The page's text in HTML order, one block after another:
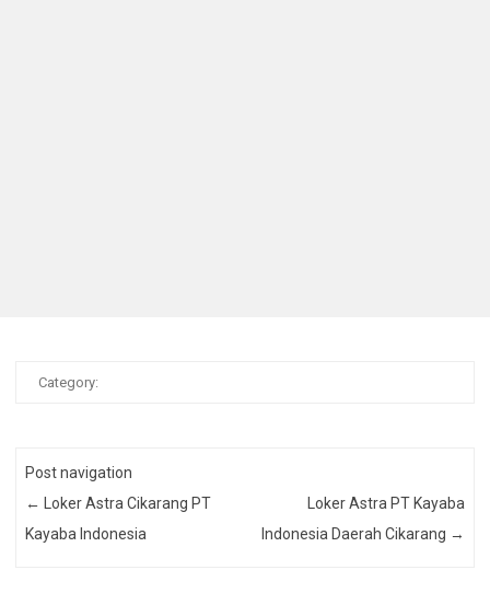
Category:
Post navigation
←
Loker Astra Cikarang PT
Kayaba Indonesia
Loker Astra PT Kayaba
Indonesia Daerah Cikarang →